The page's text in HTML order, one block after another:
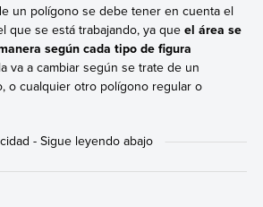
un polígono se debe tener en cuenta el
que se está trabajando, ya que el área se
según cada tipo de figura
va a cambiar según se trate de un
o cualquier otro polígono regular o